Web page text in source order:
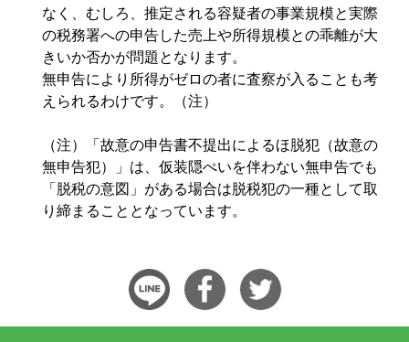
なく、むしろ、推定される容疑者の事業規模と実際
の税務署への申告した売上や所得規模との乖離が大
きいか否かが問題となります。
無申告により所得がゼロの者に査察が入ることも考
えられるわけです。（注）
（注）「故意の申告書不提出によるほ脱犯（故意の
無申告犯）」は、仮装隠ぺいを伴わない無申告でも
「脱税の意図」がある場合は脱税犯の一種として取
り締まることとなっています。